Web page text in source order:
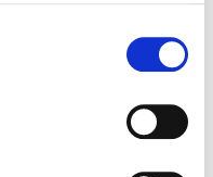
Z finden Sie weiter